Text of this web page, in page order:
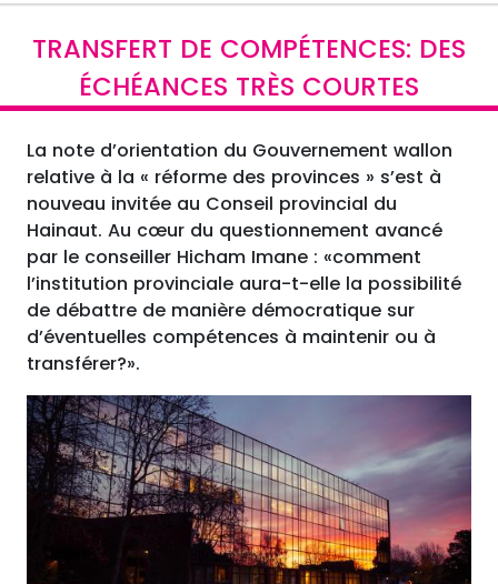
TRANSFERT DE COMPÉTENCES: DES
ÉCHÉANCES TRÈS COURTES
La note d’orientation du Gouvernement wallon
relative à la « réforme des provinces » s’est à
nouveau invitée au Conseil provincial du
Hainaut. Au cœur du questionnement avancé
par le conseiller Hicham Imane : «comment
l’institution provinciale aura-t-elle la possibilité
de débattre de manière démocratique sur
d’éventuelles compétences à maintenir ou à
transférer?».